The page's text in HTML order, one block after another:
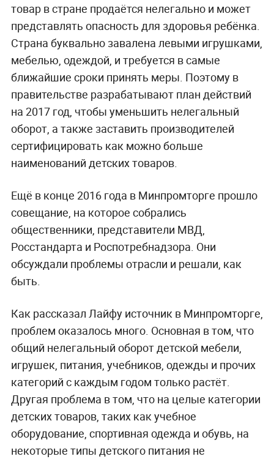
товар в стране продаётся нелегально и может
представлять опасность для здоровья ребёнка.
Страна буквально завалена левыми игрушками,
мебелью, одеждой, и требуется в самые
ближайшие сроки принять меры. Поэтому в
правительстве разрабатывают план действий
на 2017 год, чтобы уменьшить нелегальный
оборот, а также заставить производителей
сертифицировать как можно больше
наименований детских товаров.
Ещё в конце 2016 года в Минпромторге прошло
совещание, на которое собрались
общественники, представители МВД,
Росстандарта и Роспотребнадзора. Они
обсуждали проблемы отрасли и решали, как
быть.
Как рассказал Лайфу источник в Минпромторге,
проблем оказалось много. Основная в том, что
общий нелегальный оборот детской мебели,
игрушек, питания, учебников, одежды и прочих
категорий с каждым годом только растёт.
Другая проблема в том, что на целые категории
детских товаров, таких как учебное
оборудование, спортивная одежда и обувь, на
некоторые типы детского питания не